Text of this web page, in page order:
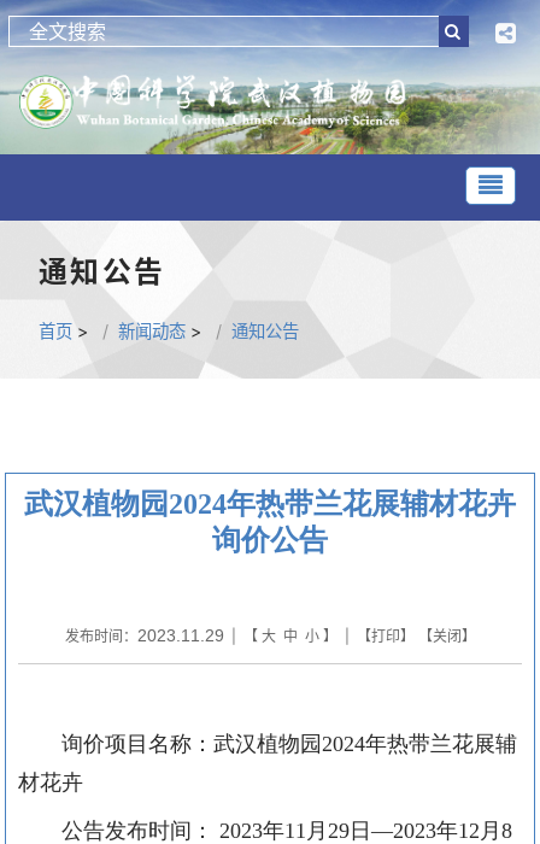
通知公告
首页 > 新闻动态 > 通知公告
武汉植物园2024年热带兰花展辅材花卉
询价公告
发布时间： 2023.11.29 | 【 大 中 小】 | 【打印】 【关闭】
询价项目名称：武汉植物园 2024年热带兰花展辅
材花卉
公告发布时间：
2023年11月29日—2023年12月8